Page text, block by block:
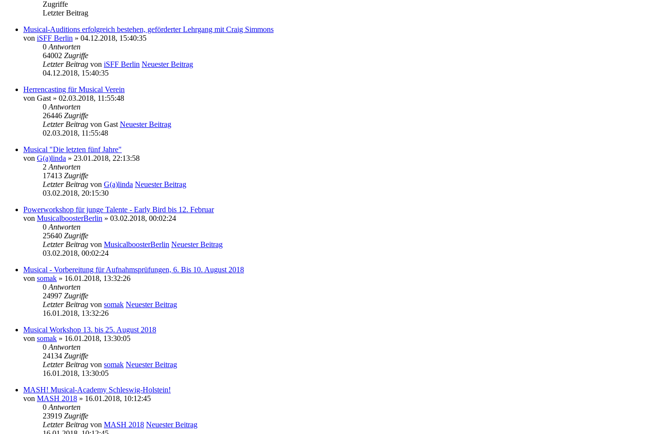
Zugriffe
Letzter Beitrag
Musical-Auditions erfolgreich bestehen, geförderter Lehrgang mit Craig Simmons
von iSFF Berlin » 04.12.2018, 15:40:35
0 Antworten
64002 Zugriffe
Letzter Beitrag von iSFF Berlin Neuester Beitrag
04.12.2018, 15:40:35
Herrencasting für Musical Verein
von Gast » 02.03.2018, 11:55:48
0 Antworten
26446 Zugriffe
Letzter Beitrag von Gast Neuester Beitrag
02.03.2018, 11:55:48
Musical "Die letzten fünf Jahre"
von G(a)linda » 23.01.2018, 22:13:58
2 Antworten
17413 Zugriffe
Letzter Beitrag von G(a)linda Neuester Beitrag
03.02.2018, 20:15:30
Powerworkshop für junge Talente - Early Bird bis 12. Februar
von MusicalboosterBerlin » 03.02.2018, 00:02:24
0 Antworten
25640 Zugriffe
Letzter Beitrag von MusicalboosterBerlin Neuester Beitrag
03.02.2018, 00:02:24
Musical - Vorbereitung für Aufnahmsprüfungen, 6. Bis 10. August 2018
von somak » 16.01.2018, 13:32:26
0 Antworten
24997 Zugriffe
Letzter Beitrag von somak Neuester Beitrag
16.01.2018, 13:32:26
Musical Workshop 13. bis 25. August 2018
von somak » 16.01.2018, 13:30:05
0 Antworten
24134 Zugriffe
Letzter Beitrag von somak Neuester Beitrag
16.01.2018, 13:30:05
MASH! Musical-Academy Schleswig-Holstein!
von MASH 2018 » 16.01.2018, 10:12:45
0 Antworten
23919 Zugriffe
Letzter Beitrag von MASH 2018 Neuester Beitrag